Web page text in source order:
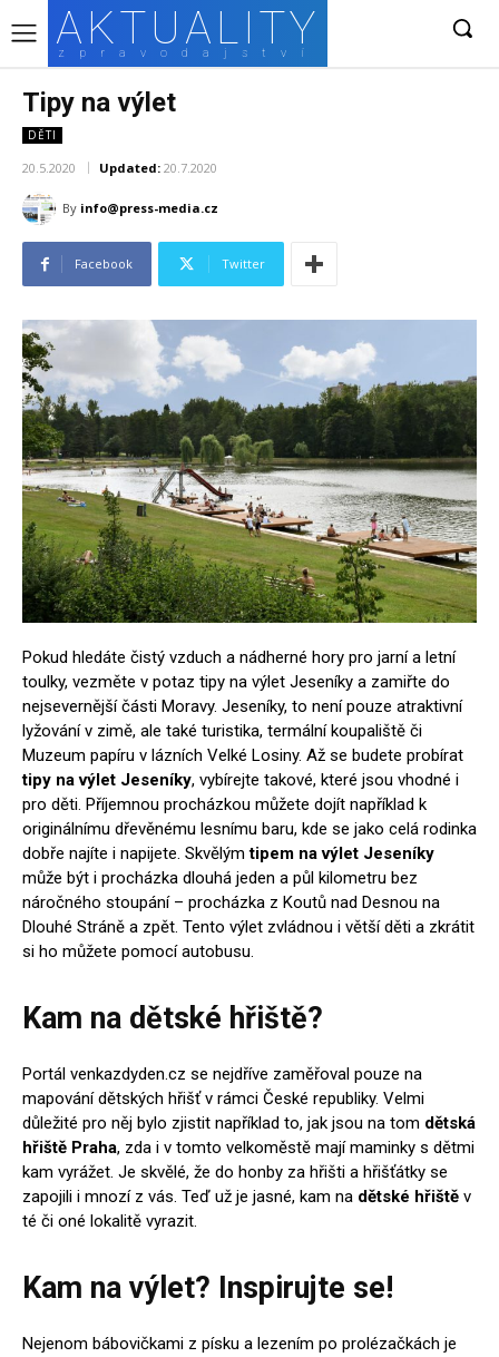
AKTUALITY
zpravodajství
Tipy na výlet
DĚTI
20.5.2020 Updated: 20.7.2020
By info@press-media.cz
Facebook Twitter
Pokud hledáte čistý vzduch a nádherné hory pro jarní a letní
toulky, vezměte v potaz tipy na výlet Jeseníky a zamiřte do
nejsevernější části Moravy. Jeseníky, to není pouze atraktivní
lyžování v zimě, ale také turistika, termální koupaliště či
Muzeum papíru v lázních Velké Losiny. Až se budete probírat
tipy na výlet Jeseníky, vybírejte takové, které jsou vhodné i
pro děti. Příjemnou procházkou můžete dojít například k
originálnímu dřevěnému lesnímu baru, kde se jako celá rodinka
dobře najíte i napijete. Skvělýmtipem na výlet Jeseníky
může být i procházka dlouhá jeden a půl kilometru bez
náročného stoupání – procházka z Koutů nad Desnou na
Dlouhé Stráně a zpět. Tento výlet zvládnou i větší děti a zkrátit
si ho můžete pomocí autobusu.
Kam na dětské hřiště?
Portál venkazdyden.cz se nejdříve zaměřoval pouze na
mapovánídětských hřišťv rámci České republiky. Velmi
důležité pro něj bylo zjistit například to, jak jsou na tom dětská
hřiště Praha, zda i v tomto velkoměstě mají maminky s dětmi
kam vyrážet. Je skvělé, že do honby za hřišti a hřišťátky se
zapojili i mnozí z vás. Teď už je jasné, kam na dětské hřiště v
té či oné lokalitě vyrazit.
Kam na výlet? Inspirujte se!
Nejenom bábovičkami z písku a lezením po prolézačkách je